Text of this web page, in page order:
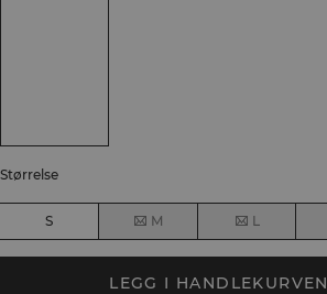
Størrelse
S M L
LEGG I HANDLEKURVEN